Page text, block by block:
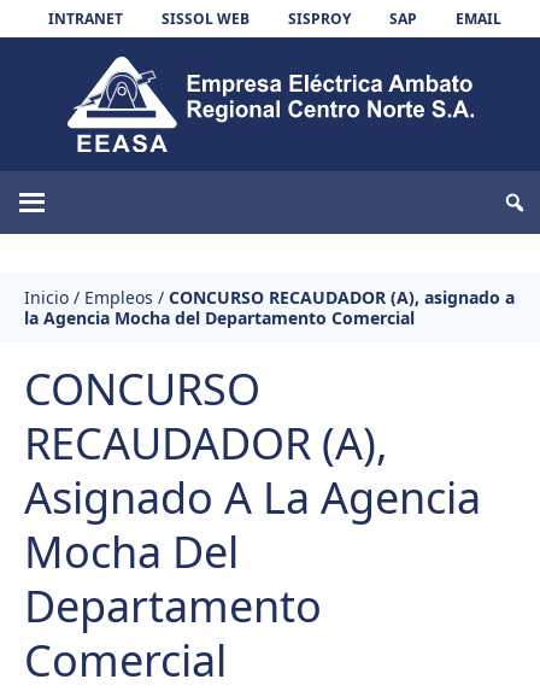
Skip to content
INTRANET SISSOL WEB SISPROY SAP EMAIL
EEASA
Inicio / Empleos / CONCURSO RECAUDADOR (A), asignado a
la Agencia Mocha del Departamento Comercial
CONCURSO
RECAUDADOR (A),
Asignado A La Agencia
Mocha Del
Departamento
Comercial